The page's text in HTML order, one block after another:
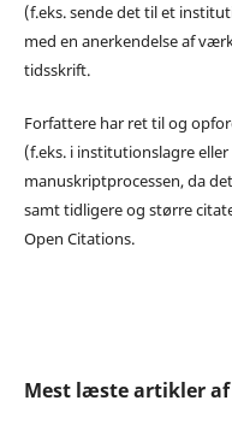
(f.eks. sende det til et
med en anerkendelse af
tidsskrift.
Forfattere har ret til og
(f.eks. i institutionslagre
manuskriptprocessen, da
samt tidligere og større
Open Citations.
Mest læste artikler